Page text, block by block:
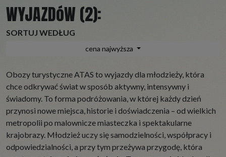
WYJAZDóW (2):
SORTUJ WEDŁUG
cena najwyższa
Obozy turystyczne ATAS to wyjazdy dla młodzieży, która
chce odkrywać świat w sposób aktywny, intensywny i
świadomy. To forma podróżowania, w której każdy dzień
przynosi nowe miejsca, historie i doświadczenia – od wielkich
metropolii po malownicze miasteczka i spektakularne
krajobrazy. Młodzież uczy się samodzielności, współpracy i
odpowiedzialności, a przy tym przeżywa przygodę, która